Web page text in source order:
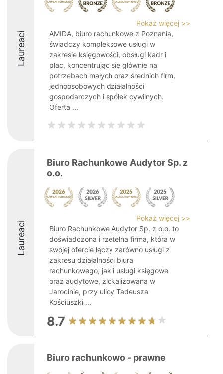
Laureaci
Pokaż więcej >>
AMIDA, biuro rachunkowe z Poznania,
świadczy kompleksowe usługi w
zakresie księgowości, obsługi kadr i
płac, koncentrując się głównie na
potrzebach małych oraz średnich firm,
jednoosobowych działalności
gospodarczych i spółek cywilnych.
Oferta ...
Laureaci
Biuro Rachunkowe Audytor Sp. z
o.o.
Pokaż więcej >>
Biuro Rachunkowe Audytor Sp. z o.o. to
doświadczona i rzetelna firma, która w
swojej ofercie łączy zarówno usługi z
zakresu działalności biura
rachunkowego, jak i usługi księgowe
oraz audytowe, zlokalizowana w
Jarocinie, przy ulicy Tadeusza
Kościuszki ...
8.7
Biuro rachunkowo - prawne